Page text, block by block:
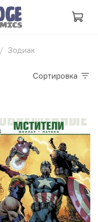
Зодиак
Сортировка